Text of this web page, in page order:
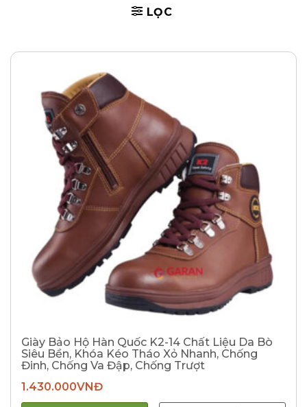
LỌC
Giày Bảo Hộ Hàn Quốc K2-14 Chất Liệu Da Bò
Siêu Bền, Khóa Kéo Tháo Xỏ Nhanh, Chống
Đinh, Chống Va Đập, Chống Trượt
1.430.000VNĐ